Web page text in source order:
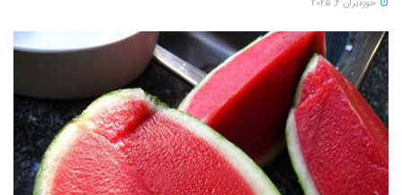
حوزه‌یران 4, 2025